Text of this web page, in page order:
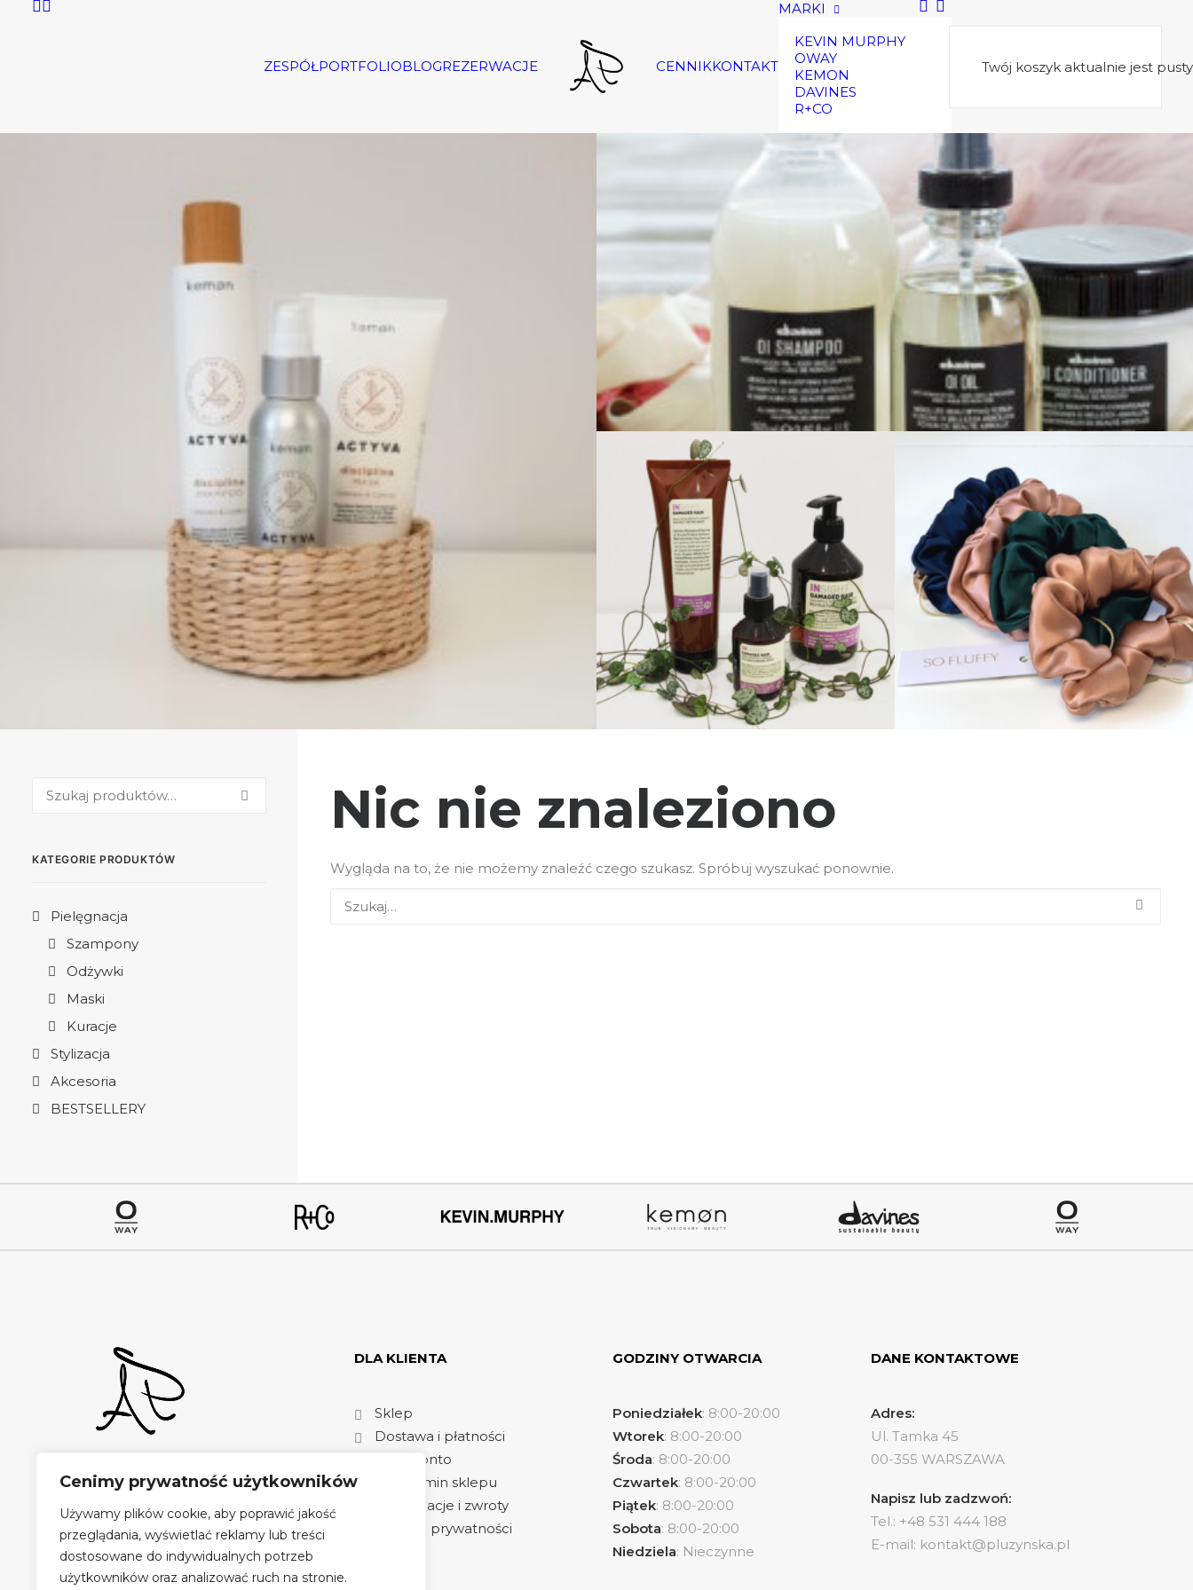
Cenimy prywatność użytkowników
Używamy plików cookie, aby poprawić jakość
przeglądania, wyświetlać reklamy lub treści
dostosowane do indywidualnych potrzeb
użytkowników oraz analizować ruch na stronie.
ZESPÓŁPORTFOLIOBLOGREZERWACJE CENNIKKONTAKT
MARKI
KEVIN MURPHY
OWAY
KEMON
DAVINES
R+CO
SKLEP
Twój koszyk aktualnie jest
Zobacz produkty
Zobacz produkty Zobacz produkty
Szukaj:
KATEGORIE PRODUKTÓW
Pielęgnacja
Szampony
Odżywki
Maski
Kuracje
Stylizacja
Akcesoria
BESTSELLERY
Nic nie znaleziono
Wygląda na to, że nie możemy znaleźć czego szukasz. Spróbuj wyszukać ponownie.
wieloletnim doświadczeniem
oraz trendami fryzjerskimi
ulokowany w klimatycznej
Pracowni Fryzjerskiej Aleksandry
Płużyńskiej. Zapraszamy!
DLA KLIENTA
Sklep
Dostawa i płatności
Moje konto
Regulamin sklepu
Reklamacje i zwroty
Polityka prywatności
GODZINY OTWARCIA
Poniedziałek: 8:00-20:00
Wtorek: 8:00-20:00
Środa: 8:00-20:00
Czwartek: 8:00-20:00
Piątek: 8:00-20:00
Sobota: 8:00-20:00
Niedziela: Nieczynne
DANE KONTAKTOWE
Adres:
Ul. Tamka 45
00-355 WARSZAWA
Napisz lub zadzwoń:
Tel.: +48 531 444 188
E-mail: kontakt@pluzynska.pl